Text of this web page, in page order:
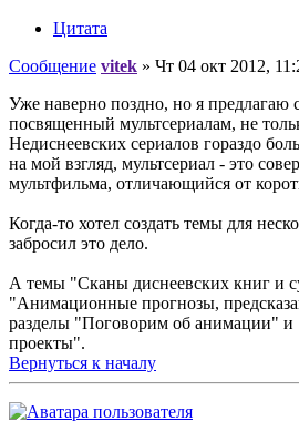
Цитата
Сообщение vitek » Чт 04 окт 2012,
Уже наверно поздно, но я предлагаю
посвященный мультсериалам, не
Недиснеевских сериалов гораздо
на мой взгляд, мультсериал - это
мультфильма, отличающийся от
Когда-то хотел создать темы для
забросил это дело.
А темы "Сканы диснеевских книг и
"Анимационные прогнозы,
разделы "Поговорим об анимации"
проекты".
Вернуться к началу